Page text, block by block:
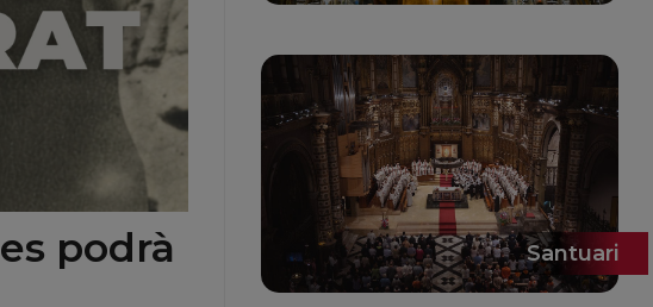
podrà
Santuari